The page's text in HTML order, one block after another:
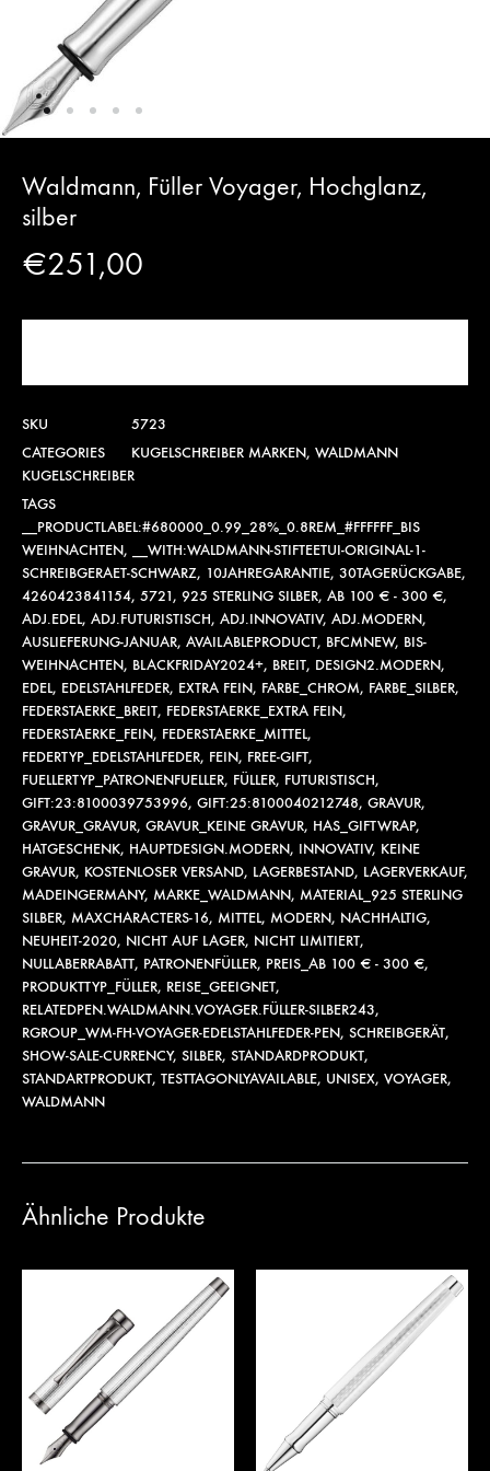
Waldmann, Füller Voyager, Hochglanz,
silber
€251,00
SKU
5723
CATEGORIES
KUGELSCHREIBER MARKEN, WALDMANN
KUGELSCHREIBER
TAGS
__PRODUCTLABEL:#680000_0.99_28%_0.8REM_#FFFFFF_BIS
WEIHNACHTEN,
__WITH:WALDMANN-STIFTEETUI-ORIGINAL-1-
SCHREIBGERAET-SCHWARZ, 10JAHREGARANTIE, 30TAGERÜCKGABE,
4260423841154, 5721, 925 STERLING SILBER, AB 100 € - 300 €,
ADJ.EDEL, ADJ.FUTURISTISCH, ADJ.INNOVATIV, ADJ.MODERN,
AUSLIEFERUNG-JANUAR, AVAILABLEPRODUCT, BFCMNEW, BIS-
WEIHNACHTEN, BLACKFRIDAY2024+, BREIT, DESIGN2.MODERN,
EDEL, EDELSTAHLFEDER, EXTRA FEIN, FARBE_CHROM, FARBE_SILBER,
FEDERSTAERKE_BREIT, FEDERSTAERKE_EXTRA FEIN,
FEDERSTAERKE_FEIN, FEDERSTAERKE_MITTEL,
FEDERTYP_EDELSTAHLFEDER, FEIN, FREE-GIFT,
FUELLERTYP_PATRONENFUELLER, FÜLLER, FUTURISTISCH,
GIFT:23:8100039753996, GIFT:25:8100040212748, GRAVUR,
GRAVUR_GRAVUR, GRAVUR_KEINE GRAVUR, HAS_GIFTWRAP,
HATGESCHENK, HAUPTDESIGN.MODERN, INNOVATIV, KEINE
GRAVUR, KOSTENLOSER VERSAND, LAGERBESTAND, LAGERVERKAUF,
MADEINGERMANY, MARKE_WALDMANN, MATERIAL_925 STERLING
SILBER, MAXCHARACTERS-16, MITTEL, MODERN, NACHHALTIG,
NEUHEIT-2020, NICHT AUF LAGER, NICHT LIMITIERT,
NULLABERRABATT, PATRONENFÜLLER, PREIS_AB 100 € - 300 €,
PRODUKTTYP_FÜLLER, REISE_GEEIGNET,
RELATEDPEN.WALDMANN.VOYAGER.FÜLLER-SILBER243,
RGROUP_WM-FH-VOYAGER-EDELSTAHLFEDER-PEN, SCHREIBGERÄT,
SHOW-SALE-CURRENCY, SILBER, STANDARDPRODUKT,
STANDARTPRODUKT, TESTTAGONLYAVAILABLE, UNISEX, VOYAGER,
WALDMANN
Ähnliche Produkte